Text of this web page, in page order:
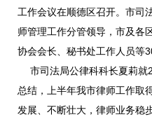
工作会议在顺德区召开。市司
师管理工作分管领导，市及各
协会会长、秘书处工作人员等
市司法局公律科科长夏莉就
总结，上半年我市律师工作取
发展、不断壮大，律师业务稳